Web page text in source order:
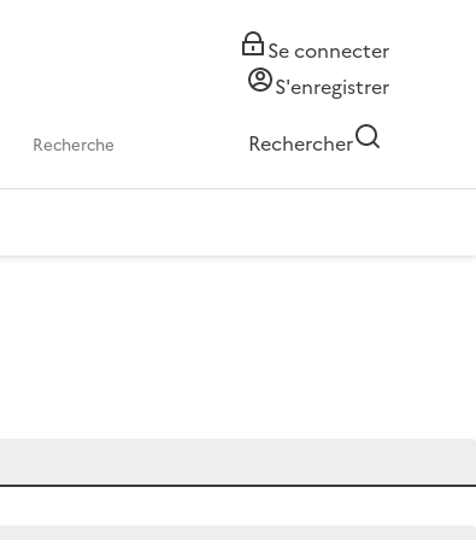
Se connecter
S'enregistrer
Rechercher